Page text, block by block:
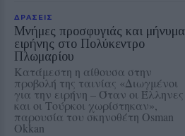
ΔΡΑΣΕΙΣ
Μνήμες προσφυγιάς και μήνυμα
ειρήνης στο Πολύκεντρο
Πλωμαρίου
Κατάμεστη η αίθουσα στην
προβολή της ταινίας «Διωγμένοι
για την ειρήνη – Όταν οι Έλληνες
και οι Τούρκοι χωρίστηκαν»,
παρουσία του σκηνοθέτη Osman
Okkan